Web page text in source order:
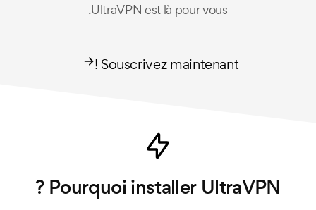
UltraVPN est là pour vous.
Souscrivez maintenant !
Pourquoi installer UltraVPN ?